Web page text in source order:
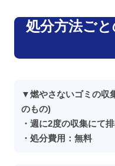
処分方法ごと
▼燃やさないゴミの
のもの)
・週に2度の収集にて
・処分費用：無料